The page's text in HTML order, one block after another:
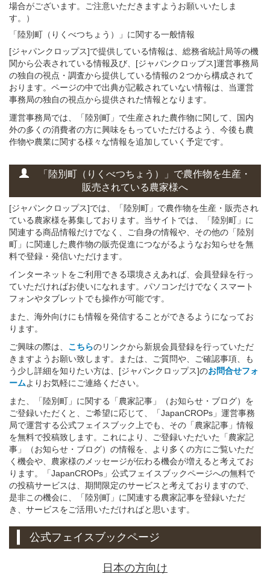
場合がございます。ご注意いただきますようお願いいたしま
す。）
「陸別町（りくべつちょう）」 に関する一般情報
[ジャパンクロップス]で提供している情報は、総務省統計局等の機
関から公表されている情報及び、[ジャパンクロップス]運営事務局
の独自の視点・調査から提供している情報の２つから構成されて
おります。ページの中で出典が記載されていない情報は、当運営
事務局の独自の視点から提供された情報となります。
運営事務局では、「陸別町」で生産された農作物に関して、国内
外の多くの消費者の方に興味をもっていただけるよう、今後も農
作物や農業に関する様々な情報を追加していく予定です。
「陸別町（りくべつちょう）」 で農作物を生産・
販売されている農家様へ
[ジャパンクロップス]では、「陸別町」で農作物を生産・販売され
ている農家様を募集しております。当サイトでは、「陸別町」に
関連する商品情報だけでなく、ご自身の情報や、その他の「陸別
町」に関連した農作物の販売促進につながるようなお知らせを無
料で登録・発信いただけます。
インターネットをご利用できる環境さえあれば、会員登録を行っ
ていただければお使いになれます。パソコンだけでなくスマート
フォンやタブレットでも操作が可能です。
また、海外向けにも情報を発信することができるようになってお
ります。
ご興味の際は、 こちらのリンクから新規会員登録を行っていただ
きますようお願い致します。または、ご質問や、ご確認事項、も
う少し詳細を知りたい方は、[ジャパンクロップス]のお問合せフォ
ームよりお気軽にご連絡ください。
また、「陸別町」に関する「農家記事」（お知らせ・ブログ）を
ご登録いただくと、ご希望に応じて、「JapanCROPs」運営事務
局で運営する公式フェイスブック上でも、その「農家記事」情報
を無料で投稿致します。これにより、ご登録いただいた「農家記
事」（お知らせ・ブログ）の情報を、より多くの方にご覧いただ
く機会や、農家様のメッセージが伝わる機会が増えると考えてお
ります。「JapanCROPs」公式フェイスブックページへの無料で
の投稿サービスは、期間限定のサービスと考えておりますので、
是非この機会に、「陸別町」に関連する農家記事を登録いただ
き、サービスをご活用いただければと思います。
公式フェイスブックページ
日本の方向け